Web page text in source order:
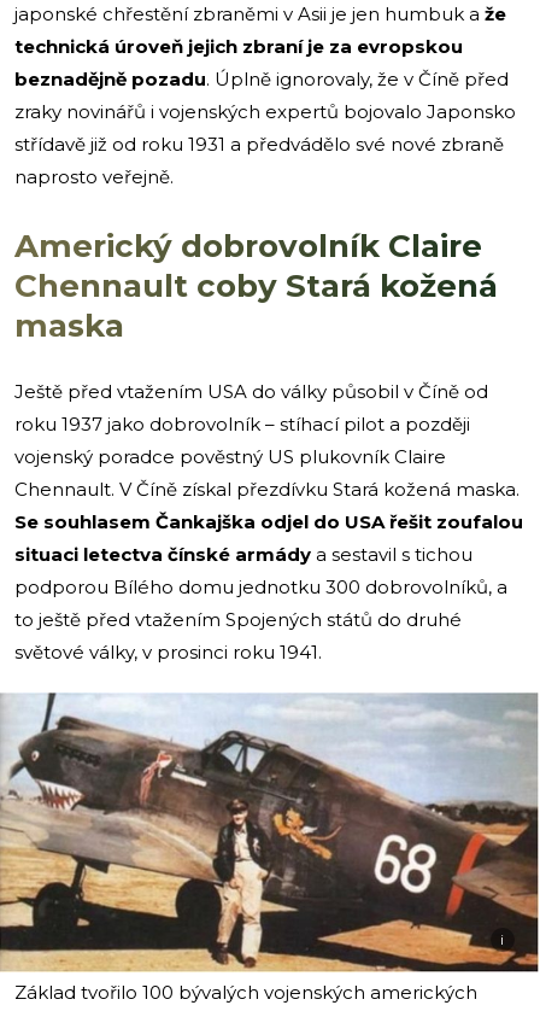
japonské chřestění zbraněmi v Asii je jen humbuk a že
technická úroveň jejich zbraní je za evropskou
beznadějně pozadu. Úplně ignorovaly, že v Číně před
zraky novinářů i vojenských expertů bojovalo Japonsko
střídavě již od roku 1931 a předvádělo své nové zbraně
naprosto veřejně.
Americký dobrovolník Claire
Chennault coby Stará kožená
maska
Ještě před vtažením USA do války působil v Číně od
roku 1937 jako dobrovolník – stíhací pilot a později
vojenský poradce pověstný US plukovník Claire
Chennault. V Číně získal přezdívku Stará kožená maska.
Se souhlasem Čankajška odjel do USA řešit zoufalou
situaci letectva čínské armády a sestavil s tichou
podporou Bílého domu jednotku 300 dobrovolníků, a
to ještě před vtažením Spojených států do druhé
světové války, v prosinci roku 1941.
i
Základ tvořilo 100 bývalých vojenských amerických